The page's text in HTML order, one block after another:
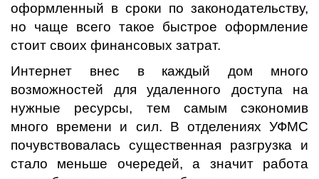
оформленный в сроки по законодательству,
но чаще всего такое быстрое оформление
стоит своих финансовых затрат.
Интернет внес в каждый дом много
возможностей для удаленного доступа на
нужные ресурсы, тем самым сэкономив
много времени и сил. В отделениях УФМС
почувствовалась существенная разгрузка и
стало меньше очередей, а значит работа